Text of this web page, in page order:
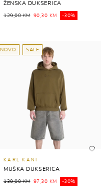
ŽENSKA DUKSERICA
129,00 KM 90,30 KM -30%
NOVO SALE
KARL KANI
MUŠKA DUKSERICA
139,00 KM 97,30 KM -30%